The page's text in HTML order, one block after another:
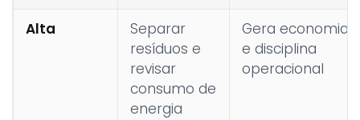
Alta
Separar
resíduos e
revisar
consumo de
energia
Gera economia
e disciplina
operacional